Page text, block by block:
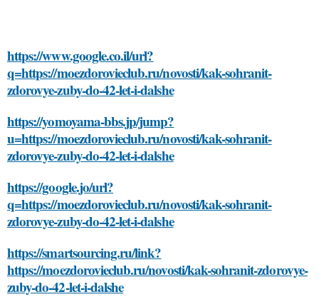
https://www.google.co.il/url?
q=https://moezdorovieclub.ru/novosti/kak-sohranit-
zdorovye-zuby-do-42-let-i-dalshe
https://yomoyama-bbs.jp/jump?
u=https://moezdorovieclub.ru/novosti/kak-sohranit-
zdorovye-zuby-do-42-let-i-dalshe
https://google.jo/url?
q=https://moezdorovieclub.ru/novosti/kak-sohranit-
zdorovye-zuby-do-42-let-i-dalshe
https://smartsourcing.ru/link?
https://moezdorovieclub.ru/novosti/kak-sohranit-zdorovye-
zuby-do-42-let-i-dalshe